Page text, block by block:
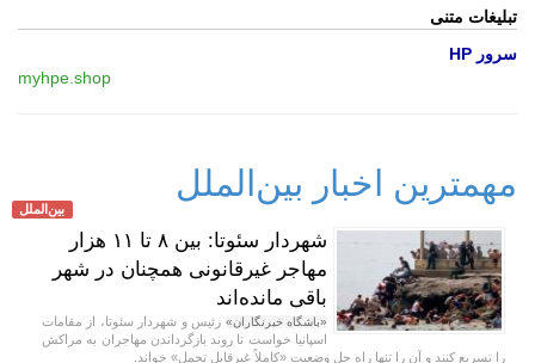
تبلیغات متنی
سرور HP
myhpe.shop
مهمترین اخبار بین‌الملل
بین‌الملل
شهردار سئوتا: بین ۸ تا ۱۱ هزار
مهاجر غیرقانونی همچنان در شهر
باقی مانده‌اند
«باشگاه خبرنگاران» رئیس و شهردار سئوتا، از مقامات
اسپانیا خواست تا روند بازگرداندن مهاجران به مراکش
را تسریع کنند و آن را تنها راه حل وضعیت «کاملاً غیرقابل تحمل» خواند.